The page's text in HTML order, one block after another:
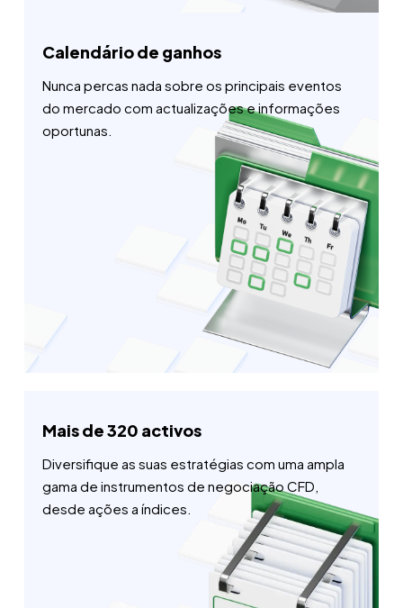
Calendário de ganhos
Nunca percas nada sobre os principais eventos
do mercado com actualizações e informações
oportunas.
Mais de 320 activos
Diversifique as suas estratégias com uma ampla
gama de instrumentos de negociação CFD,
desde ações a índices.